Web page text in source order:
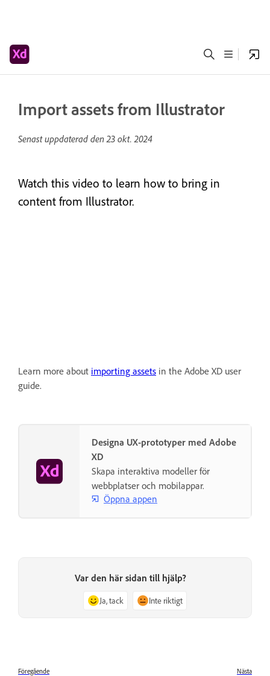
Import assets from Illustrator
Senast uppdaterad den23 okt. 2024
Watch this video to learn how to bring in
content from Illustrator.
Learn more about importing assets in the Adobe XD user
guide.
Designa UX-prototyper med Adobe
XD
Skapa interaktiva modeller för
webbplatser och mobilappar.
Öppna appen
Var den här sidan till hjälp?
Ja, tack Inte riktigt
Föregående Nästa